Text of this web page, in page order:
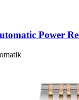
Power